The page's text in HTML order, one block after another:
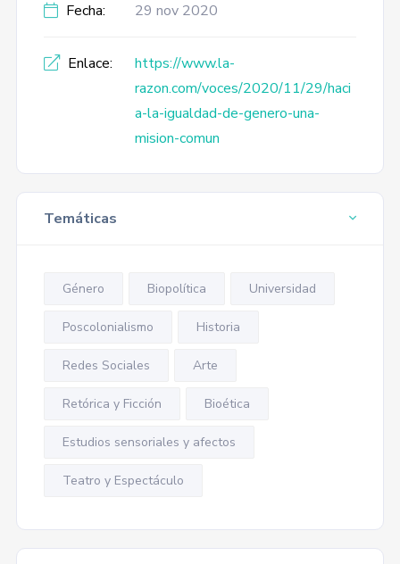
Fecha: 29 nov 2020
Enlace:
https://www.la-
razon.com/voces/2020/11/29/haci
a-la-igualdad-de-genero-una-
mision-comun
Temáticas
Género Biopolítica Universidad
Poscolonialismo Historia
Redes Sociales Arte
Retórica y Ficción Bioética
Estudios sensoriales y afectos
Teatro y Espectáculo